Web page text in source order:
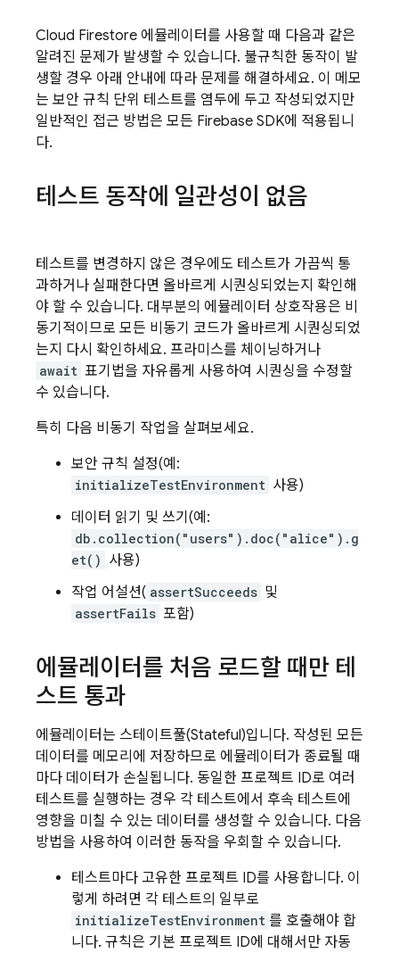
Cloud Firestore 에뮬레이터를 사용할 때 다음과 같은
알려진 문제가 발생할 수 있습니다. 불규칙한 동작이 발
생할 경우 아래 안내에 따라 문제를 해결하세요. 이 메모
는 보안 규칙 단위 테스트를 염두에 두고 작성되었지만
일반적인 접근 방법은 모든 Firebase SDK에 적용됩니
다.
테스트 동작에 일관성이 없음
테스트를 변경하지 않은 경우에도 테스트가 가끔씩 통
과하거나 실패한다면 올바르게 시퀀싱되었는지 확인해
야 할 수 있습니다. 대부분의 에뮬레이터 상호작용은 비
동기적이므로 모든 비동기 코드가 올바르게 시퀀싱되었
는지 다시 확인하세요. 프라미스를 체이닝하거나
await 표기법을 자유롭게 사용하여 시퀀싱을 수정할
수 있습니다.
특히 다음 비동기 작업을 살펴보세요.
보안 규칙 설정(예:
initializeTestEnvironment 사용)
데이터 읽기 및 쓰기(예:
db.collection("users").doc("alice").g
et() 사용)
작업 어설션( assertSucceeds 및
assertFails 포함)
에뮬레이터를 처음 로드할 때만 테
스트 통과
에뮬레이터는 스테이트풀(Stateful)입니다. 작성된 모든
데이터를 메모리에 저장하므로 에뮬레이터가 종료될 때
마다 데이터가 손실됩니다. 동일한 프로젝트 ID로 여러
테스트를 실행하는 경우 각 테스트에서 후속 테스트에
영향을 미칠 수 있는 데이터를 생성할 수 있습니다. 다음
방법을 사용하여 이러한 동작을 우회할 수 있습니다.
테스트마다 고유한 프로젝트 ID를 사용합니다. 이
렇게 하려면 각 테스트의 일부로
initializeTestEnvironment 를 호출해야 합
니다. 규칙은 기본 프로젝트 ID에 대해서만 자동